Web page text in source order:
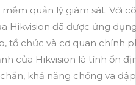
quản lý giám sát. Với
Hikvision đã được ứng
tổ chức và cơ quan chính
của Hikvision là tính ổn
khả năng chống va